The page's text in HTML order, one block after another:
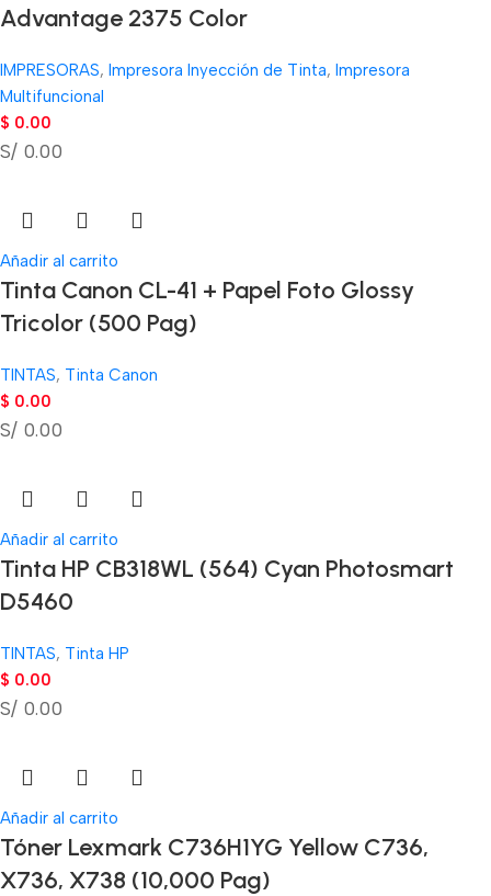
Advantage 2375 Color
IMPRESORAS, Impresora Inyección de Tinta, Impresora
Multifuncional
$ 0.00
S/ 0.00
Añadir al carrito
Tinta Canon CL-41 + Papel Foto Glossy
Tricolor (500 Pag)
TINTAS, Tinta Canon
$ 0.00
S/ 0.00
Añadir al carrito
Tinta HP CB318WL (564) Cyan Photosmart
D5460
TINTAS, Tinta HP
$ 0.00
S/ 0.00
Añadir al carrito
Tóner Lexmark C736H1YG Yellow C736,
X736, X738 (10,000 Pag)